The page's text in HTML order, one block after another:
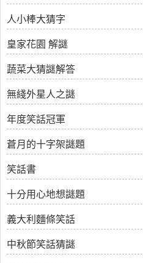
人小棒大猜字
皇家花園 解謎
蔬菜大猜謎解答
無綫外星人之謎
年度笑話冠軍
蒼月的十字架謎題
笑話書
十分用心地想謎題
義大利麵條笑話
中秋節笑話猜謎